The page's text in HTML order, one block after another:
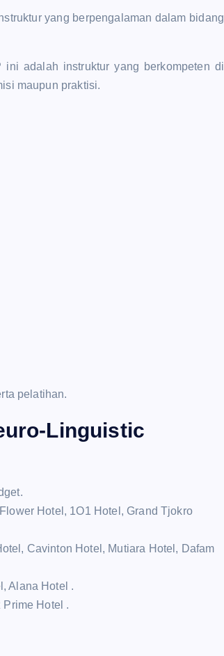
yang berpengalaman dalam bidang
ini adalah instruktur yang berkompeten di
maupun praktisi.
pelatihan.
Linguistic
Hotel, 1O1 Hotel, Grand Tjokro
Cavinton Hotel, Mutiara Hotel, Dafam
Alana Hotel .
Hotel .